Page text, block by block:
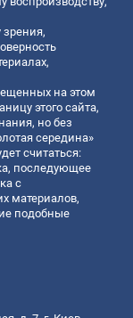
зрения,
на этом
этого сайта,
но без
середина»
считаться:
последующее
с
материалов,
подобные